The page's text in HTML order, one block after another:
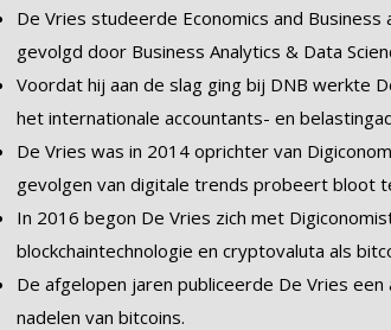
De Vries studeerde Economics and
gevolgd door Business Analytics & Data
Voordat hij aan de slag ging bij DNB werkte
het internationale accountants- en
De Vries was in 2014 oprichter van
gevolgen van digitale trends probeert bloot
In 2016 begon De Vries zich met
blockchaintechnologie en cryptovaluta als
De afgelopen jaren publiceerde De Vries
nadelen van bitcoins.